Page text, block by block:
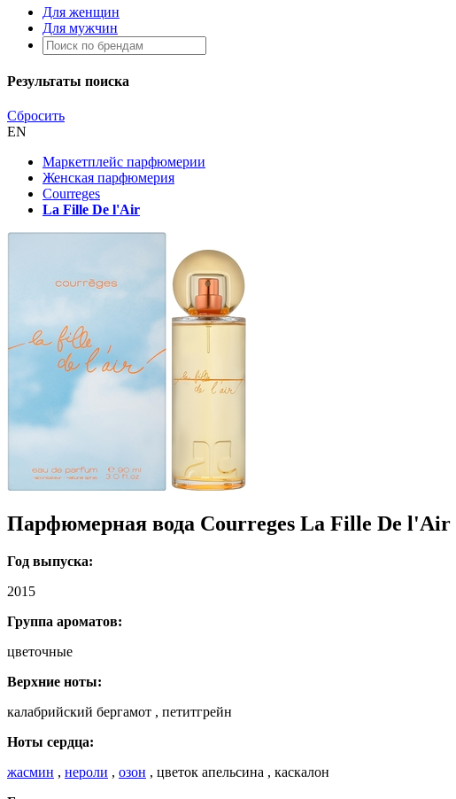
Для женщин
Для мужчин
Результаты поиска
Сбросить
EN
Маркетплейс парфюмерии
Женская парфюмерия
Courreges
La Fille De l'Air
Парфюмерная вода Courreges La Fille De l'Air
Год выпуска:
2015
Группа ароматов:
цветочные
Верхние ноты:
калабрийский бергамот , петитгрейн
Ноты сердца:
жасмин , нероли , озон , цветок апельсина , каскалон